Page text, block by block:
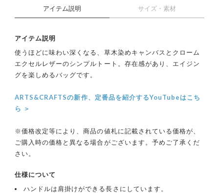
アイテム説明 サイズ・素材
アイテム説明
使うほどに味わい深くなる、草木染めキャンバスとクローム
エクセルレザーのシンプルトート。存在感があり、エイジン
グを楽しめるバッグです。
ARTS&CRAFTSの新作、定番品を紹介するYouTubeはこち
ら ＞
※価格改定等により、商品の値札に記載されている価格が、
ご購入時の価格と異なる場合がございます。予めご了承くだ
さい。
仕様について
ハンドルは肩掛けができる長さにしています。